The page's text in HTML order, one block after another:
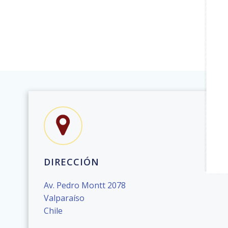
DIRECCIÓN
Av. Pedro Montt 2078
Valparaíso
Chile